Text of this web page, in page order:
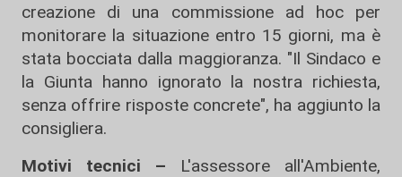
creazione di una commissione ad hoc per
monitorare la situazione entro 15 giorni, ma è
stata bocciata dalla maggioranza. "Il Sindaco e
la Giunta hanno ignorato la nostra richiesta,
senza offrire risposte concrete", ha aggiunto la
consigliera.
Motivi tecnici – L'assessore all'Ambiente,